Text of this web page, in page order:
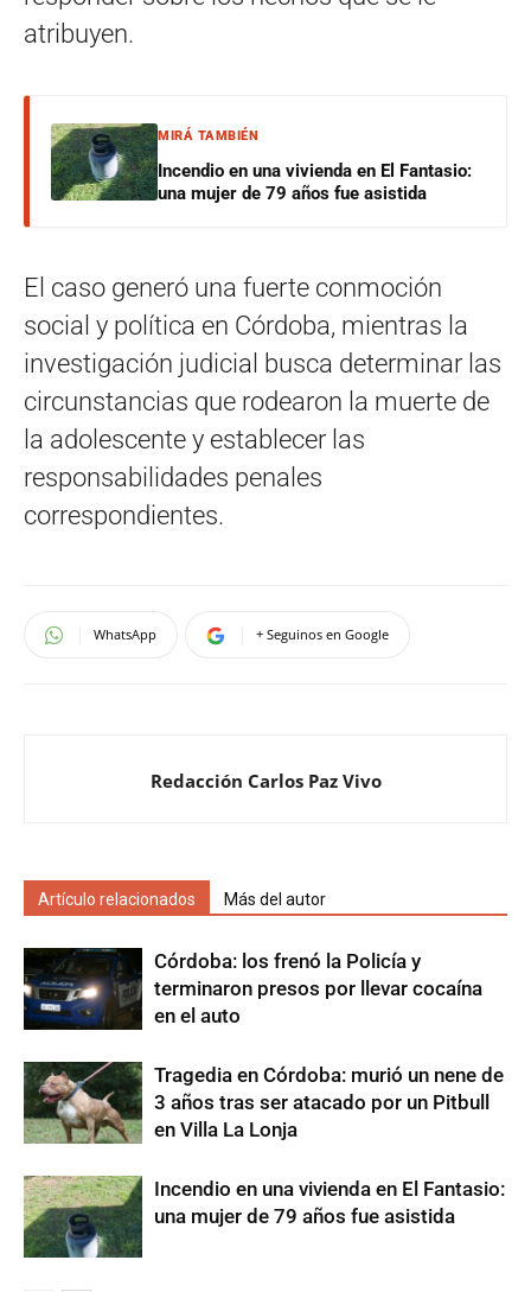
atribuyen.
MIRÁ TAMBIÉN
Incendio en una vivienda en El Fantasio:
una mujer de 79 años fue asistida
El caso generó una fuerte conmoción
social y política en Córdoba, mientras la
investigación judicial busca determinar las
circunstancias que rodearon la muerte de
la adolescente y establecer las
responsabilidades penales
correspondientes.
WhatsApp + Seguinos en Google
Redacción Carlos Paz Vivo
Artículo relacionados Más del autor
Córdoba: los frenó la Policía y
terminaron presos por llevar cocaína
en el auto
Tragedia en Córdoba: murió un nene de
3 años tras ser atacado por un Pitbull
en Villa La Lonja
Incendio en una vivienda en El Fantasio:
una mujer de 79 años fue asistida